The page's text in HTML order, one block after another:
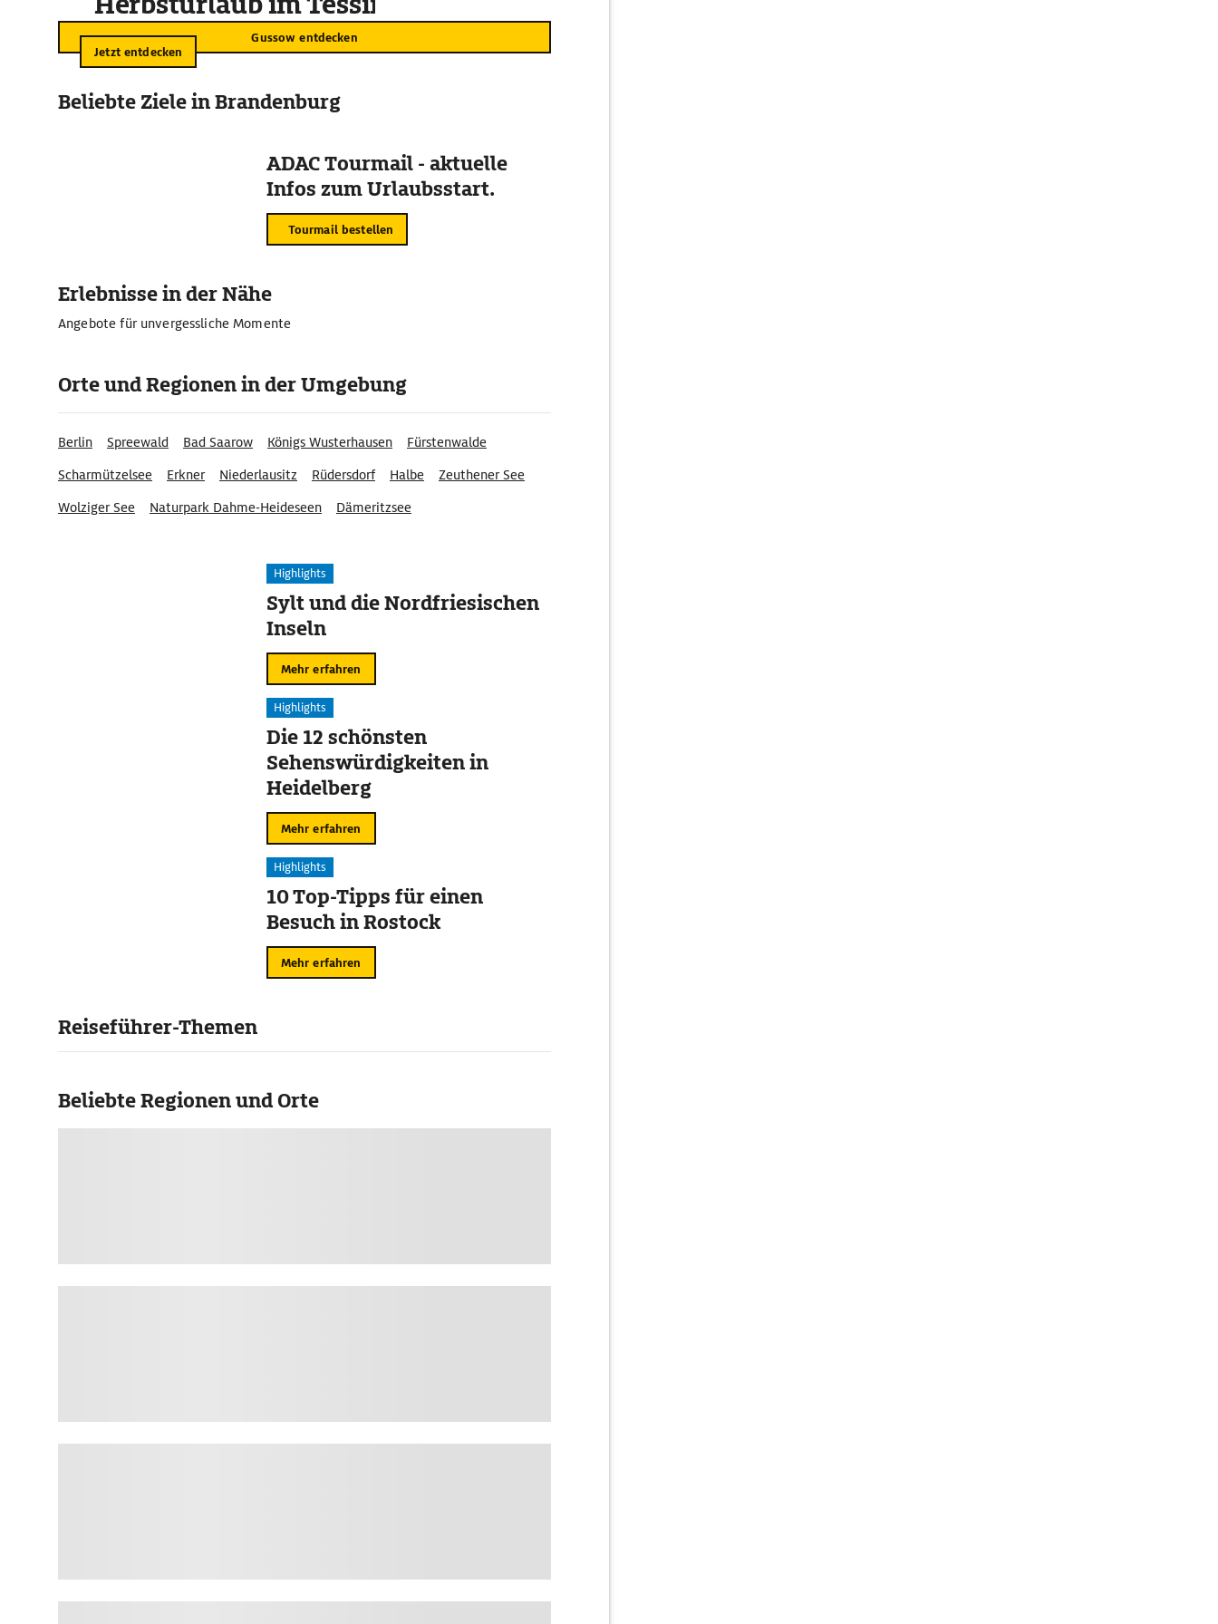
Gussow entdecken
Jetzt entdecken
Beliebte Ziele in Brandenburg
ADAC Tourmail - aktuelle
Infos zum Urlaubsstart.
Tourmail bestellen
Erlebnisse in der Nähe
Angebote für unvergessliche Momente
Orte und Regionen in der Umgebung
Berlin Spreewald Bad Saarow Königs Wusterhausen
Fürstenwalde
Scharmützelsee
Erkner Niederlausitz Rüdersdorf Halbe
Zeuthener See
Wolziger See
Naturpark Dahme-Heideseen
Dämeritzsee
Highlights
Sylt und die Nordfriesischen
Inseln
Mehr erfahren
Highlights
Die 12 schönsten
Sehenswürdigkeiten in
Heidelberg
Mehr erfahren
Highlights
10 Top-Tipps für einen
Besuch in Rostock
Mehr erfahren
Reiseführer-Themen
Beliebte Regionen und Orte